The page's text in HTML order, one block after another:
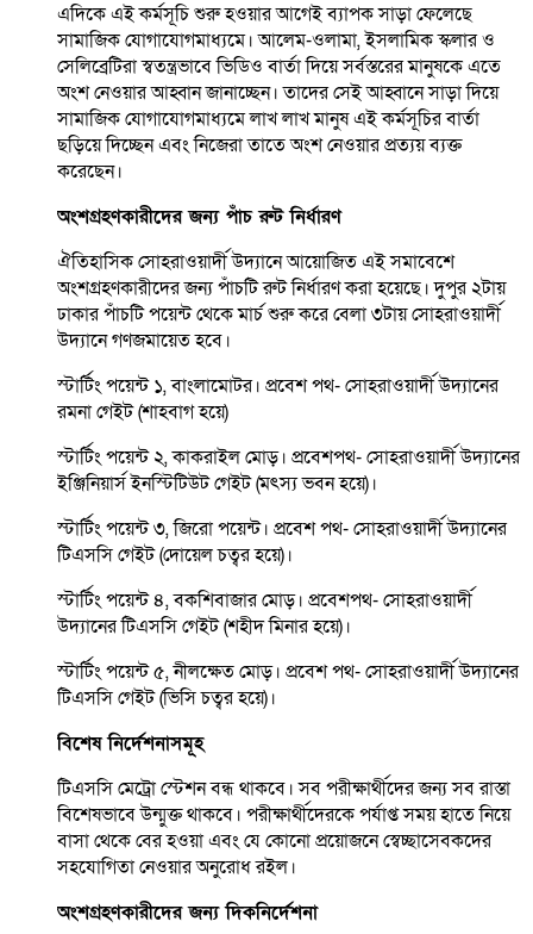
এদিকে এই কর্মসূচি শুরু হওয়ার আগেই ব্যাপক সাড়া ফেলেছে
সামাজিক যোগাযোগমাধ্যমে। আলেম-ওলামা, ইসলামিক স্কলার ও
সেলিব্রেটিরা স্বতন্ত্রভাবে ভিডিও বার্তা দিয়ে সর্বস্তরের মানুষকে এতে
অংশ নেওয়ার আহ্বান জানাচ্ছেন। তাদের সেই আহ্বানে সাড়া দিয়ে
সামাজিক যোগাযোগমাধ্যমে লাখ লাখ মানুষ এই কর্মসূচির বার্তা
ছড়িয়ে দিচ্ছেন এবং নিজেরা তাতে অংশ নেওয়ার প্রত্যয় ব্যক্ত
করেছেন।
অংশগ্রহণকারীদের জন্য পাঁচ রুট নির্ধারণ
ঐতিহাসিক সোহরাওয়ার্দী উদ্যানে আয়োজিত এই সমাবেশে
অংশগ্রহণকারীদের জন্য পাঁচটি রুট নির্ধারণ করা হয়েছে। দুপুর ২টায়
ঢাকার পাঁচটি পয়েন্ট থেকে মার্চ শুরু করে বেলা ৩টায় সোহরাওয়ার্দী
উদ্যানে গণজমায়েত হবে।
স্টার্টিং পয়েন্ট ১, বাংলামোটর। প্রবেশ পথ- সোহরাওয়ার্দী উদ্যানের
রমনা গেইট (শাহবাগ হয়ে)
স্টার্টিং পয়েন্ট ২, কাকরাইল মোড়। প্রবেশপথ- সোহরাওয়ার্দী উদ্যানের
ইঞ্জিনিয়ার্স ইনস্টিটিউট গেইট (মৎস্য ভবন হয়ে)।
স্টার্টিং পয়েন্ট ৩, জিরো পয়েন্ট। প্রবেশ পথ- সোহরাওয়ার্দী উদ্যানের
টিএসসি গেইট (দোয়েল চত্বর হয়ে)।
স্টার্টিং পয়েন্ট ৪, বকশিবাজার মোড়। প্রবেশপথ- সোহরাওয়ার্দী
উদ্যানের টিএসসি গেইট (শহীদ মিনার হয়ে)।
স্টার্টিং পয়েন্ট ৫, নীলক্ষেত মোড়। প্রবেশ পথ- সোহরাওয়ার্দী উদ্যানের
টিএসসি গেইট (ভিসি চত্বর হয়ে)।
বিশেষ নির্দেশনাসমূহ
টিএসসি মেট্রো স্টেশন বন্ধ থাকবে। সব পরীক্ষার্থীদের জন্য সব রাস্তা
বিশেষভাবে উন্মুক্ত থাকবে। পরীক্ষার্থীদেরকে পর্যাপ্ত সময় হাতে নিয়ে
বাসা থেকে বের হওয়া এবং যে কোনো প্রয়োজনে স্বেচ্ছাসেবকদের
সহযোগিতা নেওয়ার অনুরোধ রইল।
অংশগ্রহণকারীদের জন্য দিকনির্দেশনা